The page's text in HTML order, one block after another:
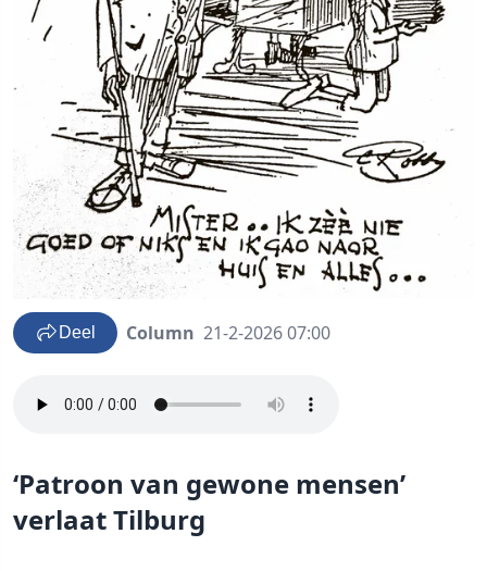
Deel Column 21-2-2026 07:00
‘Patroon van gewone mensen’
verlaat Tilburg